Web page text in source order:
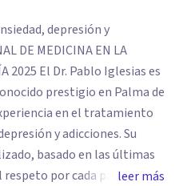
depresión y
Iglesias es
prestigio en Palma de
en el tratamiento
y adicciones. Su
basado en las últimas
respeto por cada paciente, lo
leer más